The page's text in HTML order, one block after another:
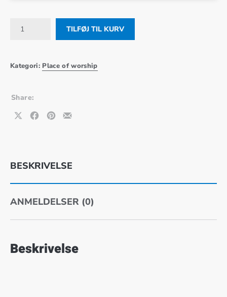
ONE BIG GOSPELFAMILY - NODE DOWNLOAD antal
TILFØJ TIL KURV
Kategori: Place of worship
Share:
BESKRIVELSE
ANMELDELSER (0)
Beskrivelse